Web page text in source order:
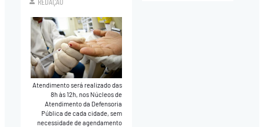
Atendimento será realizado das
8h às 12h, nos Núcleos de
Atendimento da Defensoria
Pública de cada cidade, sem
necessidade de agendamento